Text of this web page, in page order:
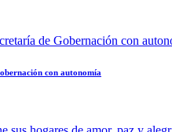
con autonomía